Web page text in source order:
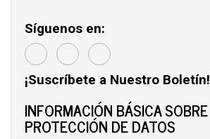
Síguenos en:
¡Suscríbete a Nuestro Boletín!
INFORMACIÓN BÁSICA SOBRE
PROTECCIÓN DE DATOS